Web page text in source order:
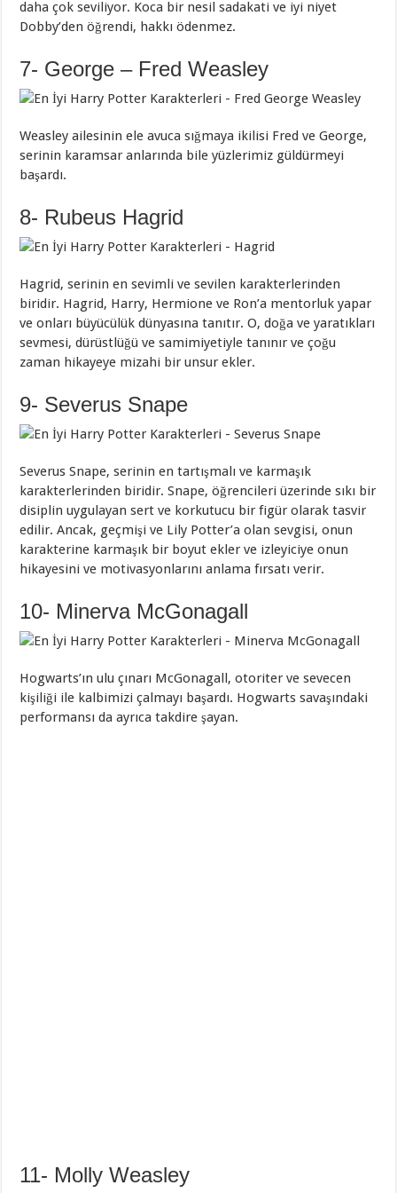
daha çok seviliyor. Koca bir nesil sadakati ve iyi niyet
Dobby’den öğrendi, hakkı ödenmez.
7- George – Fred Weasley
Weasley ailesinin ele avuca sığmaya ikilisi Fred ve George,
serinin karamsar anlarında bile yüzlerimiz güldürmeyi
başardı.
8- Rubeus Hagrid
Hagrid, serinin en sevimli ve sevilen karakterlerinden
biridir. Hagrid, Harry, Hermione ve Ron’a mentorluk yapar
ve onları büyücülük dünyasına tanıtır. O, doğa ve yaratıkları
sevmesi, dürüstlüğü ve samimiyetiyle tanınır ve çoğu
zaman hikayeye mizahi bir unsur ekler.
9- Severus Snape
Severus Snape, serinin en tartışmalı ve karmaşık
karakterlerinden biridir. Snape, öğrencileri üzerinde sıkı bir
disiplin uygulayan sert ve korkutucu bir figür olarak tasvir
edilir. Ancak, geçmişi ve Lily Potter’a olan sevgisi, onun
karakterine karmaşık bir boyut ekler ve izleyiciye onun
hikayesini ve motivasyonlarını anlama fırsatı verir.
10- Minerva McGonagall
Hogwarts’ın ulu çınarı McGonagall, otoriter ve sevecen
kişiliği ile kalbimizi çalmayı başardı. Hogwarts savaşındaki
performansı da ayrıca takdire şayan.
11- Molly Weasley